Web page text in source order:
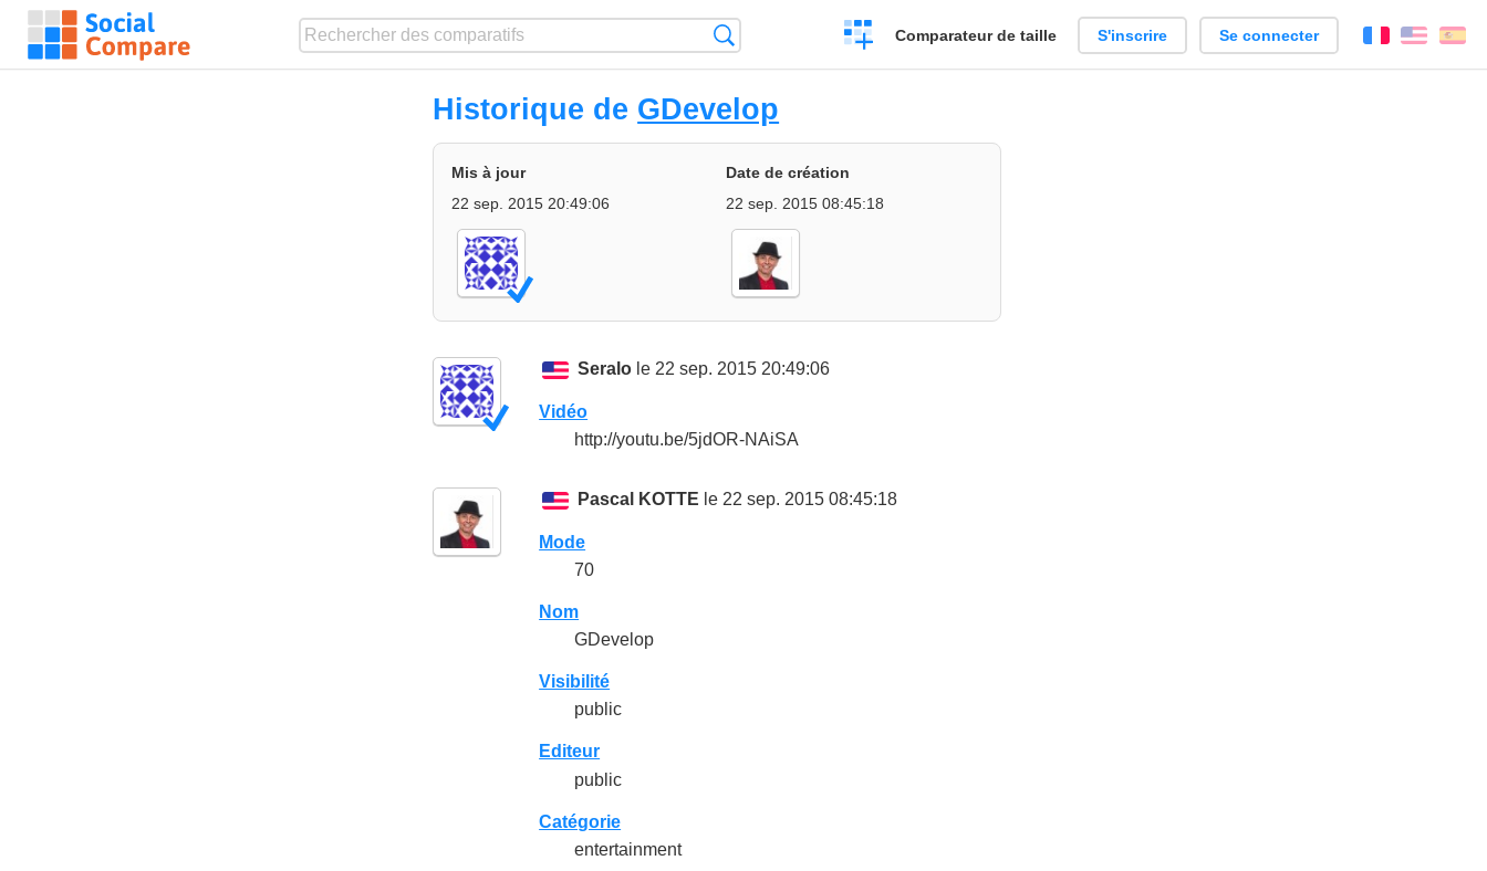
Créer
un
Comparateur de taille S'inscrire Se connecter FrançaisEnglish
Historique de GDevelop
Mis à jour
22 sep. 2015 20:49:06
Date de création
22 sep. 2015 08:45:18
Seralole 22 sep. 2015 20:49:06
Vidéo
http://youtu.be/5jdOR-NAiSA
Pascal KOTTE le 22 sep. 2015 08:45:18
Mode
70
Nom
GDevelop
Visibilité
public
Editeur
public
Catégorie
entertainment